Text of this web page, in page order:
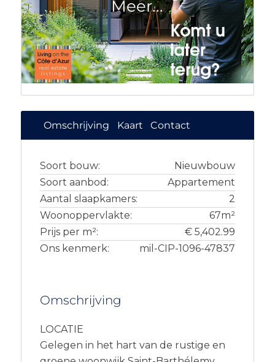
Omschrijving Kaart Contact
Soort bouw:
Nieuwbouw
Soort aanbod:
Appartement
Aantal slaapkamers:
2
Woonoppervlakte:
67m²
Prijs per m²:
€ 5,402.99
Ons kenmerk:
mil-CIP-1096-47837
Omschrijving
LOCATIE
Gelegen in het hart van de rustige en